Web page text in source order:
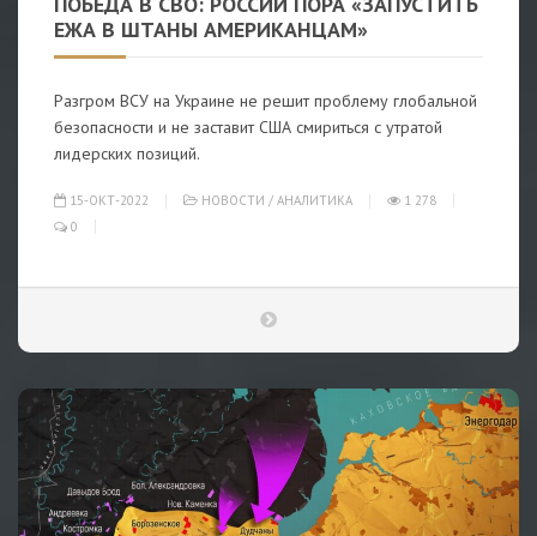
ЕЖА В ШТАНЫ АМЕРИКАНЦАМ»
Разгром ВСУ на Украине не решит проблему глобальной
безопасности и не заставит США смириться с утратой
лидерских позиций.
15-ОКТ-2022 НОВОСТИ / АНАЛИТИКА
1 278
0